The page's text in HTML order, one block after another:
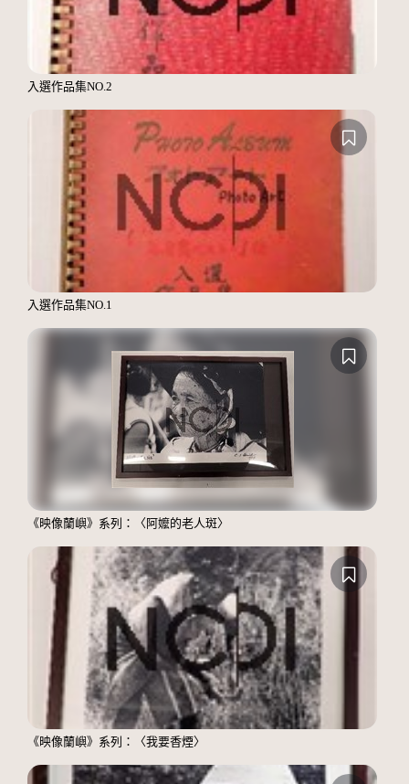
入選作品集NO.2
入選作品集NO.1
《映像蘭嶼》系列：〈阿嬤的老人斑〉
《映像蘭嶼》系列：〈我要香煙〉